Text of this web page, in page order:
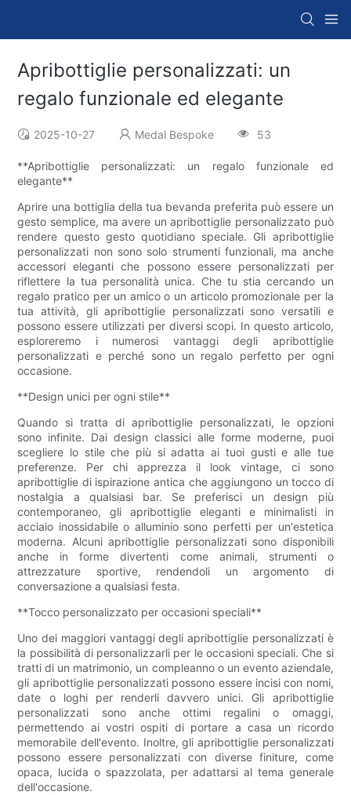
Apribottiglie personalizzati: un
regalo funzionale ed elegante
2025-10-27 Medal Bespoke 53
**Apribottiglie personalizzati: un regalo funzionale ed
elegante**
Aprire una bottiglia della tua bevanda preferita può essere un
gesto semplice, ma avere un apribottiglie personalizzato può
rendere questo gesto quotidiano speciale. Gli apribottiglie
personalizzati non sono solo strumenti funzionali, ma anche
accessori eleganti che possono essere personalizzati per
riflettere la tua personalità unica. Che tu stia cercando un
regalo pratico per un amico o un articolo promozionale per la
tua attività, gli apribottiglie personalizzati sono versatili e
possono essere utilizzati per diversi scopi. In questo articolo,
esploreremo i numerosi vantaggi degli apribottiglie
personalizzati e perché sono un regalo perfetto per ogni
occasione.
**Design unici per ogni stile**
Quando si tratta di apribottiglie personalizzati, le opzioni
sono infinite. Dai design classici alle forme moderne, puoi
scegliere lo stile che più si adatta ai tuoi gusti e alle tue
preferenze. Per chi apprezza il look vintage, ci sono
apribottiglie di ispirazione antica che aggiungono un tocco di
nostalgia a qualsiasi bar. Se preferisci un design più
contemporaneo, gli apribottiglie eleganti e minimalisti in
acciaio inossidabile o alluminio sono perfetti per un'estetica
moderna. Alcuni apribottiglie personalizzati sono disponibili
anche in forme divertenti come animali, strumenti o
attrezzature sportive, rendendoli un argomento di
conversazione a qualsiasi festa.
**Tocco personalizzato per occasioni speciali**
Uno dei maggiori vantaggi degli apribottiglie personalizzati è
la possibilità di personalizzarli per le occasioni speciali. Che si
tratti di un matrimonio, un compleanno o un evento aziendale,
gli apribottiglie personalizzati possono essere incisi con nomi,
date o loghi per renderli davvero unici. Gli apribottiglie
personalizzati sono anche ottimi regalini o omaggi,
permettendo ai vostri ospiti di portare a casa un ricordo
memorabile dell'evento. Inoltre, gli apribottiglie personalizzati
possono essere personalizzati con diverse finiture, come
opaca, lucida o spazzolata, per adattarsi al tema generale
dell'occasione.